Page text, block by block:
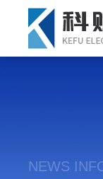
NEWS